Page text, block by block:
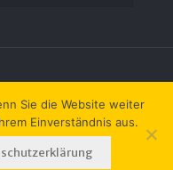
e.V.
Sie die Website weiter
Einverständnis aus.